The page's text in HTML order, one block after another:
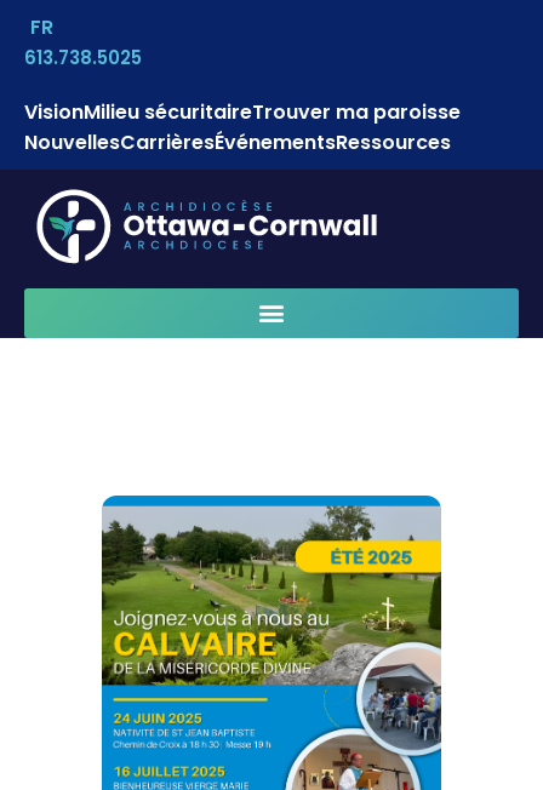
FR
613.738.5025
VisionMilieu sécuritaireTrouver ma paroisse
NouvellesCarrièresÉvénementsRessources